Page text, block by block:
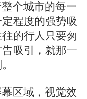
个城市的每一
程度的强势吸
的行人只要匆
吸引，就那一
区域，视觉效